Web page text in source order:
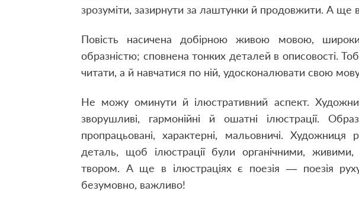
зрозуміти, зазирнути за лаштунки й продовжити. А ще
Повість насичена добірною живою мовою,
образністю; сповнена тонких деталей в описовості.
читати, а й навчатися по ній, удосконалювати свою
Не можу оминути й ілюстративний аспект.
зворушливі, гармонійні й ошатні ілюстрації.
пропрацьовані, характерні, мальовничі.
деталь, щоб ілюстрації були органічними,
твором. А ще в ілюстраціях є поезія — поезія
безумовно, важливо!